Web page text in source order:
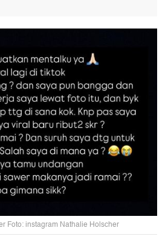
Foto: instagram Nathalie Holscher